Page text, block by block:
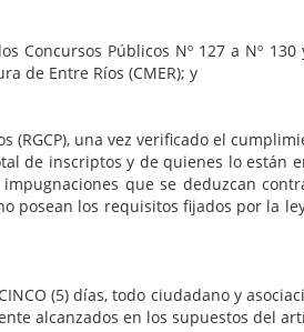
Públicos Nº 127 a Nº 130 y
de Entre Ríos (CMER); y
una vez verificado el
de inscriptos y de quienes lo están
que se deduzcan
los requisitos fijados por la
días, todo ciudadano y
alcanzados en los supuestos del